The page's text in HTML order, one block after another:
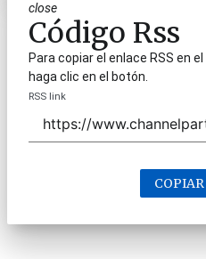
close
Código Rss
Para copiar el enlace RSS en
haga clic en el botón.
RSS link